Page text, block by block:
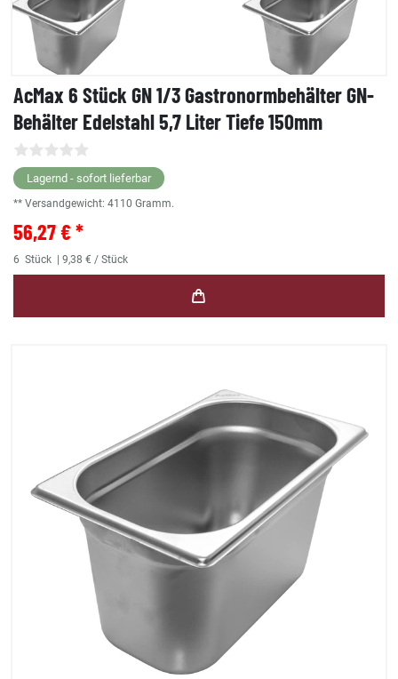
AcMax 6 Stück GN 1/3 Gastronormbehälter GN-
Behälter Edelstahl 5,7 Liter Tiefe 150mm
Lagernd - sofort lieferbar
** Versandgewicht: 4110 Gramm.
56,27 € *
6 Stück | 9,38 € / Stück